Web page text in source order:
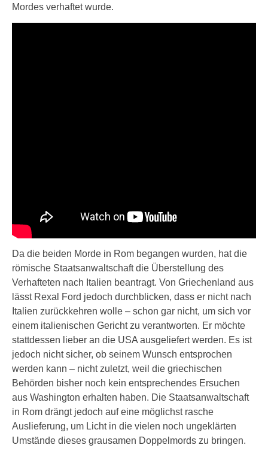
Mordes verhaftet wurde.
Da die beiden Morde in Rom begangen wurden, hat die
römische Staatsanwaltschaft die Überstellung des
Verhafteten nach Italien beantragt. Von Griechenland aus
lässt Rexal Ford jedoch durchblicken, dass er nicht nach
Italien zurückkehren wolle – schon gar nicht, um sich vor
einem italienischen Gericht zu verantworten. Er möchte
stattdessen lieber an die USA ausgeliefert werden. Es ist
jedoch nicht sicher, ob seinem Wunsch entsprochen
werden kann – nicht zuletzt, weil die griechischen
Behörden bisher noch kein entsprechendes Ersuchen
aus Washington erhalten haben. Die Staatsanwaltschaft
in Rom drängt jedoch auf eine möglichst rasche
Auslieferung, um Licht in die vielen noch ungeklärten
Umstände dieses grausamen Doppelmords zu bringen.